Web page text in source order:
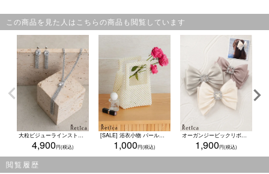
この商品を見た人はこちらの商品も閲覧しています
大粒ビジューラインストーンタッセル風ネックレス×ピアス2点セット(シルバー)
4,900
[SALE] 浴衣小物 パールスクエアハンドバッグ(オフホワイト)
1,000
オーガンジービックリボンキラキラビジューバックルバレッタ(ダスティピンク/グレージュ/アイボリー)
1,900
閲覧履歴